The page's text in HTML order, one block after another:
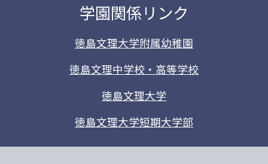
学園関係リンク
徳島文理大学附属幼稚園
徳島文理中学校・高等学校
徳島文理大学
徳島文理大学短期大学部